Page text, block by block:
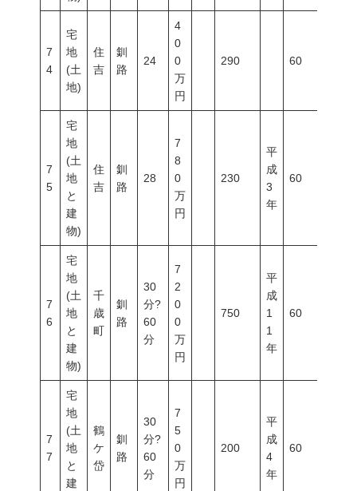
7
4
宅
地
(土
地)
住
吉
釧
路
24
4
0
0
万
円
290 60
7
5
宅
地
(土
地
と
建
物)
住
吉
釧
路
28
7
8
0
万
円
230
平
成
3
年
60
7
6
宅
地
(土
地
と
建
物)
千
歳
町
釧
路
30
分?
60
分
7
2
0
0
万
円
750
平
成
1
1
年
60
7
7
宅
地
(土
地
と
建
鶴
ケ
岱
釧
路
30
分?
60
分
7
5
0
万
円
200
平
成
4
年
60